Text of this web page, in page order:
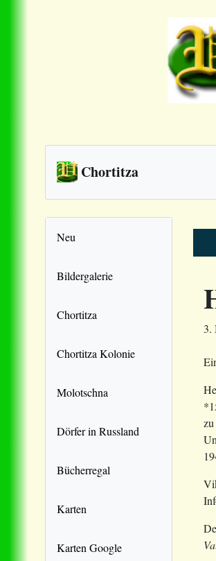
Chortitza
Neu
Bildergalerie
Chortitza
Chortitza Kolonie
Molotschna
Dörfer in Russland
Bücherregal
Karten
Karten Google
Skip
3.